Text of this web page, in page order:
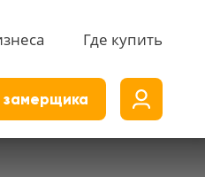
замерщика
Где купить
до